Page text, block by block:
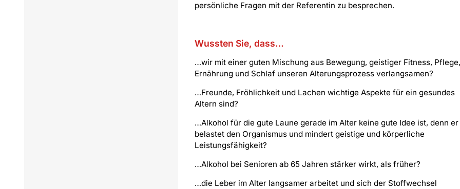
persönliche Fragen mit der Referentin zu besprechen.
Wussten Sie, dass…
…wir mit einer guten Mischung aus Bewegung, geistiger Fitness, Pflege,
Ernährung und Schlaf unseren Alterungsprozess verlangsamen?
…Freunde, Fröhlichkeit und Lachen wichtige Aspekte für ein gesundes
Altern sind?
…Alkohol für die gute Laune gerade im Alter keine gute Idee ist, denn er
belastet den Organismus und mindert geistige und körperliche
Leistungsfähigkeit?
…Alkohol bei Senioren ab 65 Jahren stärker wirkt, als früher?
…die Leber im Alter langsamer arbeitet und sich der Stoffwechsel